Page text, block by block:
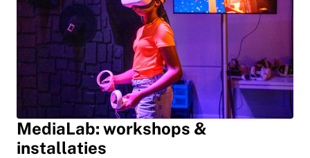
MediaLab: workshops &
installaties